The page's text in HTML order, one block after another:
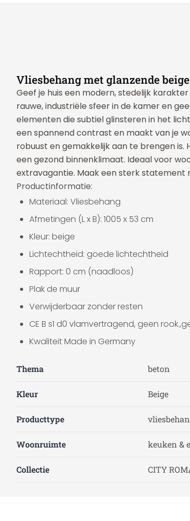
Vliesbehang met glanzende
Geef je huis een modern, stedelijk
rauwe, industriële sfeer in de kamer en
elementen die subtiel glinsteren in het
een spannend contrast en maakt van je
robuust en gemakkelijk aan te brengen
een gezond binnenklimaat. Ideaal voor
extravagantie. Maak een sterk statement
Productinformatie:
Materiaal: Vliesbehang
Afmetingen (L x B): 1005 x 53 cm
Kleur: beige
Lichtechtheid: goede lichtechtheid
Rapport: 0 cm (naadloos)
Plak de muur
Verwijderbaar zonder resten
CE B s1 d0 vlamvertragend, geen
Kwaliteit Made in Germany
Thema beton
Kleur Beige
Producttype
Woonruimte keuken &
Collectie CITY